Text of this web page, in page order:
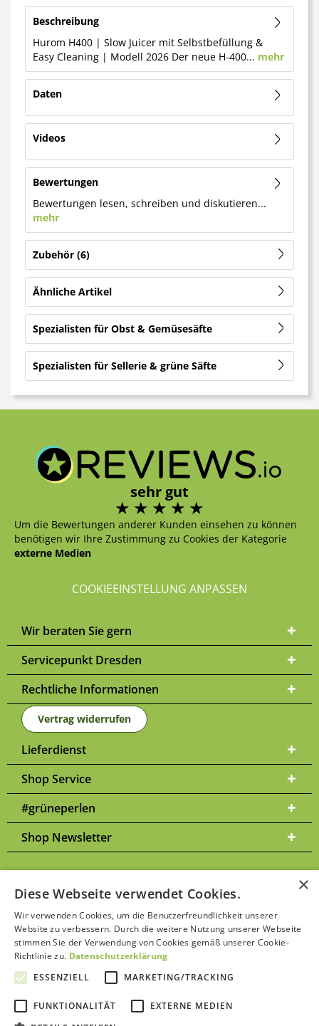
Beschreibung
Hurom H400 | Slow Juicer mit Selbstbefüllung &
Easy Cleaning | Modell 2026 Der neue H-400... mehr
Daten
Videos
Bewertungen
Bewertungen lesen, schreiben und diskutieren...
mehr
Zubehör 6
Ähnliche Artikel
Spezialisten für Obst & Gemüsesäfte
Spezialisten für Sellerie & grüne Säfte
sehr gut
Um die Bewertungen anderer Kunden einsehen zu können
benötigen wir Ihre Zustimmung zu Cookies der Kategorie
externe Medien
COOKIEEINSTELLUNG ANPASSEN
Wir beraten Sie gern
Servicepunkt Dresden
Rechtliche Informationen
Vertrag widerrufen
Lieferdienst
Shop Service
#grüneperlen
Shop Newsletter
* Alle Preise inkl. gesetzl. Mehrwertsteuer zzgl. Versandkosten
ggf. Nachnahmegebühren, wenn nicht anders beschrieben | Bitte
beachten Sie unsereDatenschutzerklärung
×
Diese Webseite verwendet Cookies.
Wir verwenden Cookies, um die Benutzerfreundlichkeit unserer
Website zu verbessern. Durch die weitere Nutzung unserer Webseite
stimmen Sie der Verwendung von Cookies gemäß unserer Cookie-
Richtlinie zu. Datenschutzerklärung
ESSENZIELL
MARKETING/TRACKING
FUNKTIONALITÄT
EXTERNE MEDIEN